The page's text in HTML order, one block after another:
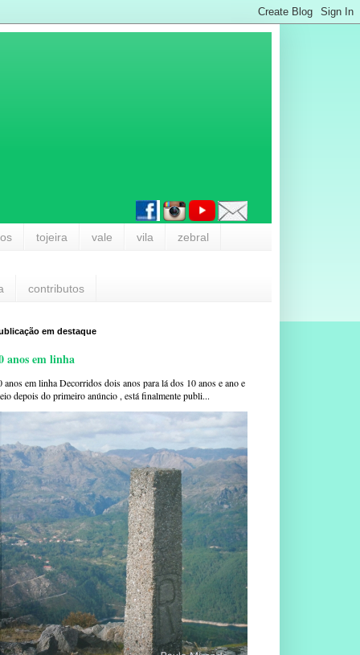
tojeira vale vila zebral
contributos
em destaque
anos em linha
anos em linha Decorridos dois anos para lá dos 10 anos e ano e
depois do primeiro anúncio , está finalmente publi...